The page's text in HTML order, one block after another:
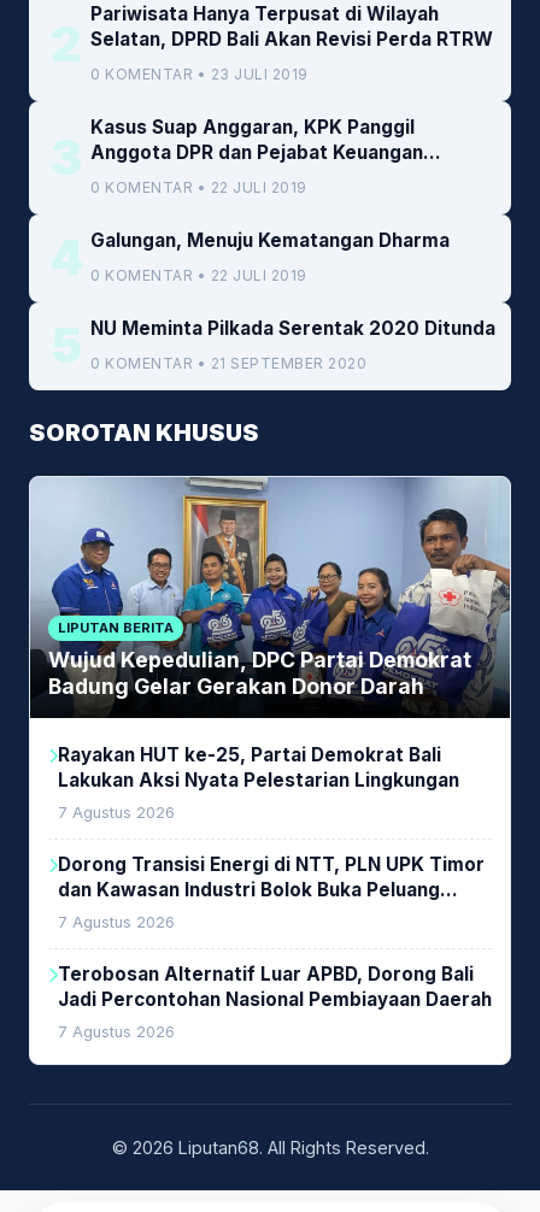
2
Pariwisata Hanya Terpusat di Wilayah
Selatan, DPRD Bali Akan Revisi Perda RTRW
0 KOMENTAR • 23 JULI 2019
3
Kasus Suap Anggaran, KPK Panggil
Anggota DPR dan Pejabat Keuangan
Kemenkeu
0 KOMENTAR • 22 JULI 2019
4 Galungan, Menuju Kematangan Dharma
0 KOMENTAR • 22 JULI 2019
5 NU Meminta Pilkada Serentak 2020 Ditunda
0 KOMENTAR • 21 SEPTEMBER 2020
SOROTAN KHUSUS
LIPUTAN BERITA
Wujud Kepedulian, DPC Partai Demokrat
Badung Gelar Gerakan Donor Darah
Rayakan HUT ke-25, Partai Demokrat Bali
Lakukan Aksi Nyata Pelestarian Lingkungan
7 Agustus 2026
Dorong Transisi Energi di NTT, PLN UPK Timor
dan Kawasan Industri Bolok Buka Peluang
Investasi Woodchip untuk Cofiring PLTU Bolok
7 Agustus 2026
Terobosan Alternatif Luar APBD, Dorong Bali
Jadi Percontohan Nasional Pembiayaan Daerah
7 Agustus 2026
© 2026 Liputan68. All Rights Reserved.